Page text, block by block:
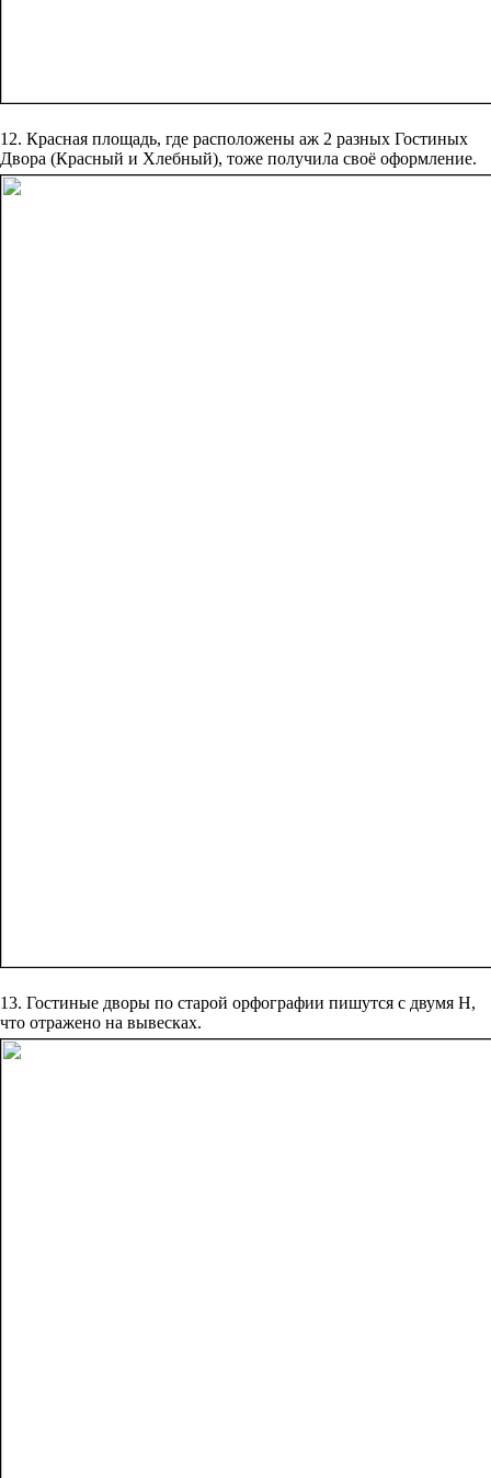
12. Красная площадь, где расположены аж 2 разных Гостиных
Двора (Красный и Хлебный), тоже получила своё оформление.
13. Гостиные дворы по старой орфографии пишутся с двумя Н,
что отражено на вывесках.